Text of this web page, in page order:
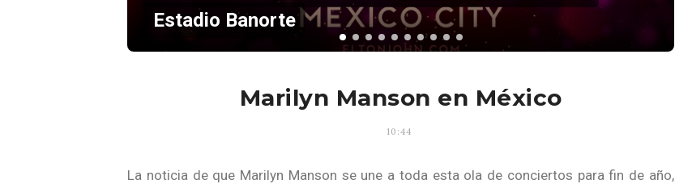
Maná anuncia concierto en el Estadio GNP
Marilyn Manson en México
10:44
La noticia de que Marilyn Manson se une a toda esta ola de conciertos para fin de año,